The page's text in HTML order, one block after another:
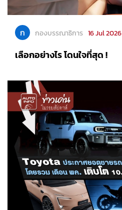
ก กองบรรณาธิการ 16 Jul 2026
เลือกอย่างไร โดนใจที่สุด !